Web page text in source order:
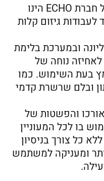
מסור השרשרת CS-271T של חברת ECHO הינו
לעבודות גיזום קלות
ובמערכת בלימת
נוחה של
בעת השימוש. כמו
ובלם שרשרת קדמי
והפשטות של
בו לכל המעוניין
כל צורך בניסיון
ומעניקה למשתמש